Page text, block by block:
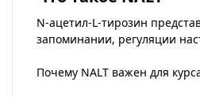
N-ацетил-L-тирозин
запоминании, регуляции
Почему NALT важен для